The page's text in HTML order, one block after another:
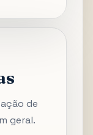
de
geral.